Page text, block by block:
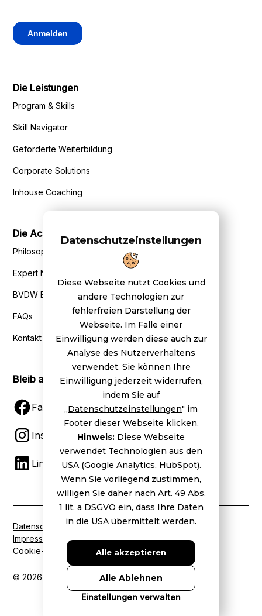
Die Leistungen
Program & Skills
Skill Navigator
Geförderte Weiterbildung
Corporate Solutions
Inhouse Coaching
Die Academy
Philosophie
Expert Network
BVDW Benefits
FAQs
Kontakt
Bleib auf dem Laufenden
Facebook
Instagram
LinkedIn
© 2026 BVDW. Alle Rechte vorbehalten.
Datenschutz
Impressum
Cookie-Einstellungen
Datenschutzeinstellungen
Diese Webseite nutzt Cookies und
andere Technologien zur
fehlerfreien Darstellung der
Webseite. Im Falle einer
Einwilligung werden diese auch zur
Analyse des Nutzerverhaltens
verwendet. Sie können Ihre
Einwilligung jederzeit widerrufen,
indem Sie auf
„Datenschutzeinstellungen" im
Footer dieser Webseite klicken.
Hinweis: Diese Webseite
verwendet Technologien aus den
USA (Google Analytics, HubSpot).
Wenn Sie vorliegend zustimmen,
willigen Sie daher nach Art. 49 Abs.
1 lit. a DSGVO ein, dass Ihre Daten
in die USA übermittelt werden.
Einstellungen verwalten
Alle akzeptieren
Alle Ablehnen